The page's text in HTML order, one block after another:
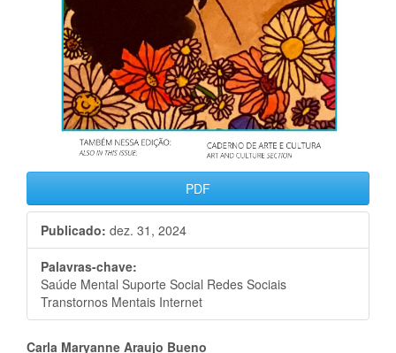
PDF
Publicado: dez. 31, 2024
Palavras-chave:
Saúde Mental Suporte Social Redes Sociais
Transtornos Mentais Internet
Carla Maryanne Araujo Bueno